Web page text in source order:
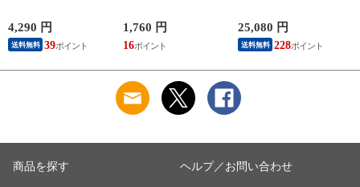
NORTH FACE ヘイジ
ーワレット NM82460
メンズ レディース
4,290 円
送料無料 39
クルコインケース
CH60-3572 メンズ レ
ディース キッズ 誕
一粒万倍日 吉日 正
規代理店 7.アーカイ
ブ -603572z401
1,760 円
16
ンズ レディース 送
料無料 誕生日プレゼ
ント 【正規代理店】
25,080 円
送料無料 228
商品を探す ヘルプ／お問い合わせ